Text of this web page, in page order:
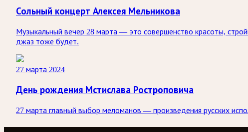
Сольный концерт Алексея Мельникова
Музыкальный вечер 28 марта — это совершенство красоты,
джаз тоже будет.
27 марта 2024
День рождения Мстислава Ростроповича
27 марта главный выбор меломанов — произведения русских